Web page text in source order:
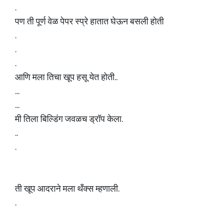
.
पण ती पूर्ण वेळ पेपर स्प्रे हातात घेऊन बसली होती
.
.
.
आणि मला तिचा खूप हसू येत होती..
...
...
मी तिला बिल्डिंग जवळच ड्रॉप केला.
..
.
ती खूप आदराने मला थँक्स म्हणाली.
.